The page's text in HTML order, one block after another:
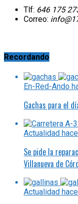
Tlf: 646 175
Correo:
Recordando
En-Red-Ando
Gachas para el
Actualidad
Se pide la
Villanueva de
Actualidad